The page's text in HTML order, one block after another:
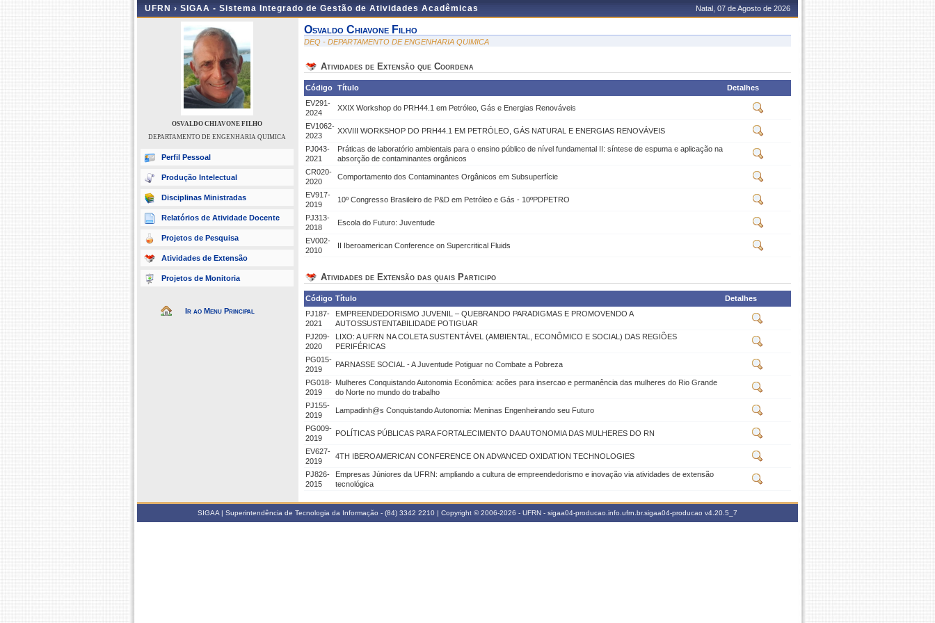
UFRN › SIGAA - Sistema Integrado de Gestão de Atividades Acadêmicas Natal, 07 de Agosto de 2026
OSVALDO CHIAVONE FILHO
DEPARTAMENTO DE ENGENHARIA QUIMICA
Perfil Pessoal
Produção Intelectual
Disciplinas Ministradas
Relatórios de Atividade Docente
Projetos de Pesquisa
Atividades de Extensão
Projetos de Monitoria
Ir ao Menu Principal
Osvaldo Chiavone Filho
DEQ - DEPARTAMENTO DE ENGENHARIA QUIMICA
Atividades de Extensão que Coordena
Código Título
Detalhes
EV291-
2024
XXIX Workshop do PRH44.1 em Petróleo, Gás e Energias Renováveis
EV1062-
2023
XXVIII WORKSHOP DO PRH44.1 EM PETRÓLEO, GÁS NATURAL E ENERGIAS RENOVÁVEIS
PJ043-
2021
Práticas de laboratório ambientais para o ensino público de nível fundamental II: síntese de espuma e aplicação na
absorção de contaminantes orgânicos
CR020-
2020
Comportamento dos Contaminantes Orgânicos em Subsuperfície
EV917-
2019
10º Congresso Brasileiro de P&D em Petróleo e Gás - 10ºPDPETRO
PJ313-
2018
Escola do Futuro: Juventude
EV002-
2010
II Iberoamerican Conference on Supercritical Fluids
Atividades de Extensão das quais Participo
Código Título
Detalhes
PJ187-
2021
EMPREENDEDORISMO JUVENIL – QUEBRANDO PARADIGMAS E PROMOVENDO A
AUTOSSUSTENTABILIDADE POTIGUAR
PJ209-
2020
LIXO: A UFRN NA COLETA SUSTENTÁVEL (AMBIENTAL, ECONÔMICO E SOCIAL) DAS REGIÕES
PERIFÉRICAS
PG015-
2019
PARNASSE SOCIAL - A Juventude Potiguar no Combate a Pobreza
PG018-
2019
Mulheres Conquistando Autonomia Econômica: acões para insercao e permanência das mulheres do Rio Grande
do Norte no mundo do trabalho
PJ155-
2019
Lampadinh@s Conquistando Autonomia: Meninas Engenheirando seu Futuro
PG009-
2019
POLÍTICAS PÚBLICAS PARA FORTALECIMENTO DA AUTONOMIA DAS MULHERES DO RN
EV627-
2019
4TH IBEROAMERICAN CONFERENCE ON ADVANCED OXIDATION TECHNOLOGIES
PJ826-
2015
Empresas Júniores da UFRN: ampliando a cultura de empreendedorismo e inovação via atividades de extensão
tecnológica
SIGAA | Superintendência de Tecnologia da Informação - (84) 3342 2210 | Copyright © 2006-2026 - UFRN - sigaa04-producao.info.ufrn.br.sigaa04-producao v4.20.5_7